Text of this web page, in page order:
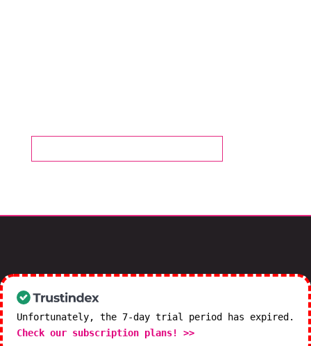
Unfortunately, the 7-day trial period has expired.
Check our subscription plans! >>